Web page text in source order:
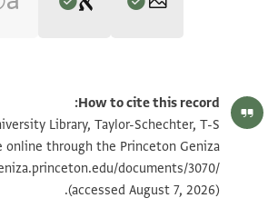
S. D. Goitein's unpublished edition (1950–85).
. . . . . . . . . . . . . . . . ] חדש [
. . . . . . . . . . . . . ] כרהא ראס . [
שנין לשטרות לתהוי רשאה [
דיתיצבי ואנש לא ימחה בידה [
T-S 10J8.5 1v
תנאי היתר שימוש בתצלום
How to cite this record:
Library, Taylor-Schechter, T-S
online through the Princeton Geniza
documents/3070/
(accessed August 7, 2026).